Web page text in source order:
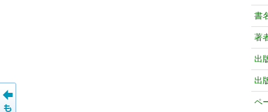
書
著
出
出
ペ